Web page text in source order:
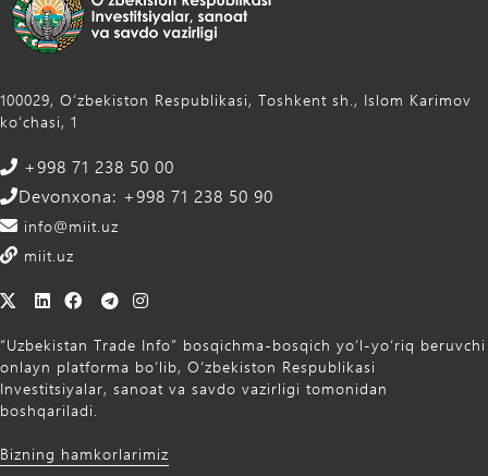
100029, Oʻzbekiston Respublikasi, Toshkent sh., Islom Karimov
ko‘chasi, 1
+998 71 238 50 00
Devonxona: +998 71 238 50 90
info@miit.uz
miit.uz
“Uzbekistan Trade Info” bosqichma-bosqich yo‘l-yo‘riq beruvchi
onlayn platforma bo‘lib, O‘zbekiston Respublikasi
Investitsiyalar, sanoat va savdo vazirligi tomonidan
boshqariladi.
Bizning hamkorlarimiz